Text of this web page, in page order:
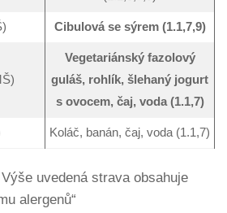
Cibulová se sýrem (1.1,7,9)
Vegetariánský fazolový
guláš, rohlík, šlehaný jogurt
s ovocem, čaj, voda (1.1,7)
Koláč, banán, čaj, voda (1.1,7)
strava obsahuje
alergenů“